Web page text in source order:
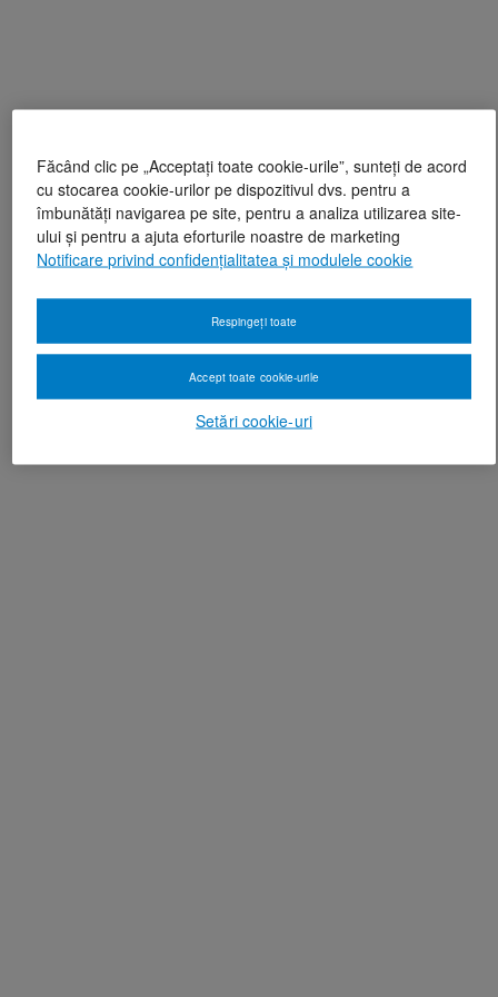
Făcând clic pe „Acceptați toate cookie-urile”, sunteți de acord
cu stocarea cookie-urilor pe dispozitivul dvs. pentru a
îmbunătăți navigarea pe site, pentru a analiza utilizarea site-
ului și pentru a ajuta eforturile noastre de marketing
Notificare privind confidențialitatea și modulele cookie
Setări cookie-uri
Respingeți toate
Accept toate cookie-urile